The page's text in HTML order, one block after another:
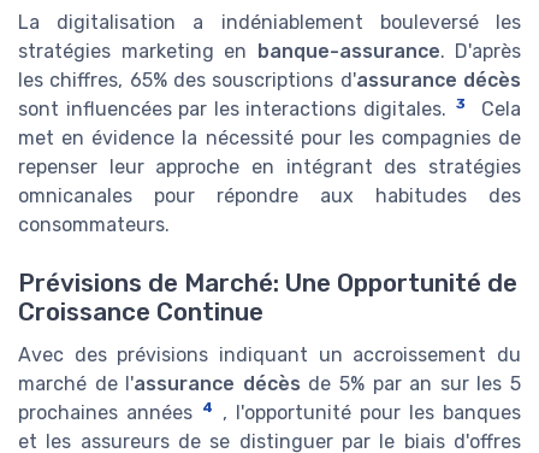
La digitalisation a indéniablement bouleversé les
stratégies marketing en banque-assurance. D'après
les chiffres, 65% des souscriptions d'assurance décès
sont influencées par les interactions digitales.
3
Cela
met en évidence la nécessité pour les compagnies de
repenser leur approche en intégrant des stratégies
omnicanales pour répondre aux habitudes des
consommateurs.
Prévisions de Marché: Une Opportunité de
Croissance Continue
Avec des prévisions indiquant un accroissement du
marché de l'assurance décès de 5% par an sur les 5
prochaines années
4
, l'opportunité pour les banques
et les assureurs de se distinguer par le biais d'offres